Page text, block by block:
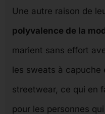
Une autre raison de
polyvalence de la
marient sans effort
les sweats à capuche
streetwear, ce qui en
pour les personnes